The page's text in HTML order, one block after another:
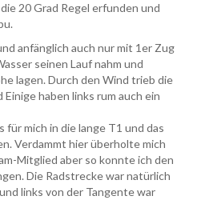
20 Grad Regel erfunden und
anfänglich auch nur mit 1er Zug
seinen Lauf nahm und
lagen. Durch den Wind trieb die
haben links rum auch ein
für mich in die lange T1 und das
Verdammt hier überholte mich
Mitglied aber so konnte ich den
Die Radstrecke war natürlich
links von der Tangente war